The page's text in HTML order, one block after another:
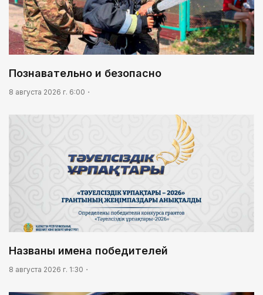
Познавательно и безопасно
8 августа 2026 г. 6:00
Названы имена победителей
8 августа 2026 г. 1:30